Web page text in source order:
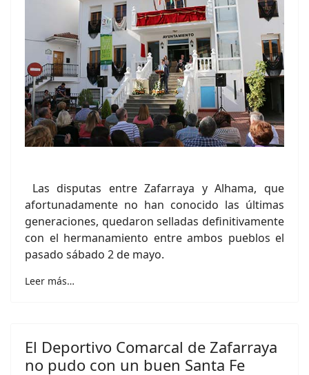
Las disputas entre Zafarraya y Alhama, que
afortunadamente no han conocido las últimas
generaciones, quedaron selladas definitivamente
con el hermanamiento entre ambos pueblos el
pasado sábado 2 de mayo.
Leer más…
El Deportivo Comarcal de Zafarraya
no pudo con un buen Santa Fe